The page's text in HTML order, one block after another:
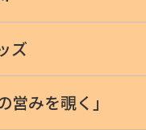
ズ
みを覗く」